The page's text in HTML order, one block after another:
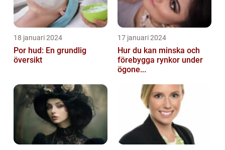
18 januari 2024
Por hud: En grundlig
översikt
17 januari 2024
Hur du kan minska och
förebygga rynkor under
ögone...